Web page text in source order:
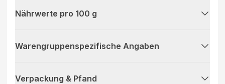
Nährwerte pro 100 g
Warengruppenspezifische Angaben
Verpackung & Pfand